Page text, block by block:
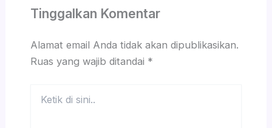
Tinggalkan Komentar
Alamat email Anda tidak akan dipublikasikan.
Ruas yang wajib ditandai *